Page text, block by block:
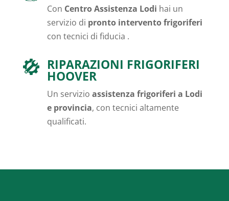
Con Centro Assistenza Lodi hai un
servizio di pronto intervento frigoriferi
con tecnici di fiducia .
RIPARAZIONI FRIGORIFERI
HOOVER
Un servizio assistenza frigoriferi a Lodi
e provincia, con tecnici altamente
qualificati.